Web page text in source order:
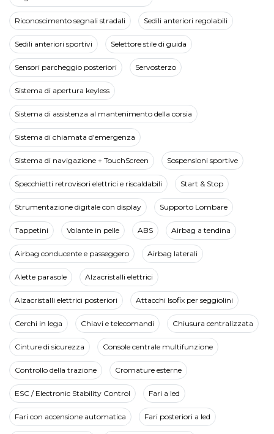
Riconoscimento segnali stradali Sedili anteriori regolabili
Sedili anteriori sportivi Selettore stile di guida
Sensori parcheggio posteriori Servosterzo
Sistema di apertura keyless
Sistema di assistenza al mantenimento della corsia
Sistema di chiamata d'emergenza
Sistema di navigazione + TouchScreen Sospensioni sportive
Specchietti retrovisori elettrici e riscaldabili Start & Stop
Strumentazione digitale con display Supporto Lombare
Tappetini Volante in pelle ABS Airbag a tendina
Airbag conducente e passeggero Airbag laterali
Alette parasole Alzacristalli elettrici
Alzacristalli elettrici posteriori Attacchi Isofix per seggiolini
Cerchi in lega Chiavi e telecomandi Chiusura centralizzata
Cinture di sicurezza Console centrale multifunzione
Controllo della trazione Cromature esterne
ESC / Electronic Stability Control Fari a led
Fari con accensione automatica Fari posteriori a led